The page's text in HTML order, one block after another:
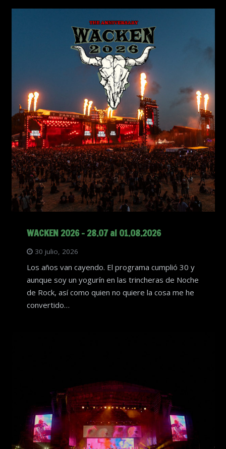
WACKEN 2026 – 28.07 al 01.08.2026
30 julio, 2026
Los años van cayendo. El programa cumplió 30 y
aunque soy un yogurín en las trincheras de Noche
de Rock, así como quien no quiere la cosa me he
convertido…